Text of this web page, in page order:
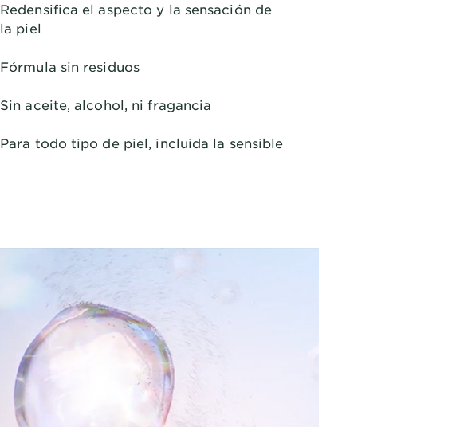
Redensifica el aspecto y la sensación de
la piel
Fórmula sin residuos
Sin aceite, alcohol, ni fragancia
Para todo tipo de piel, incluida la sensible